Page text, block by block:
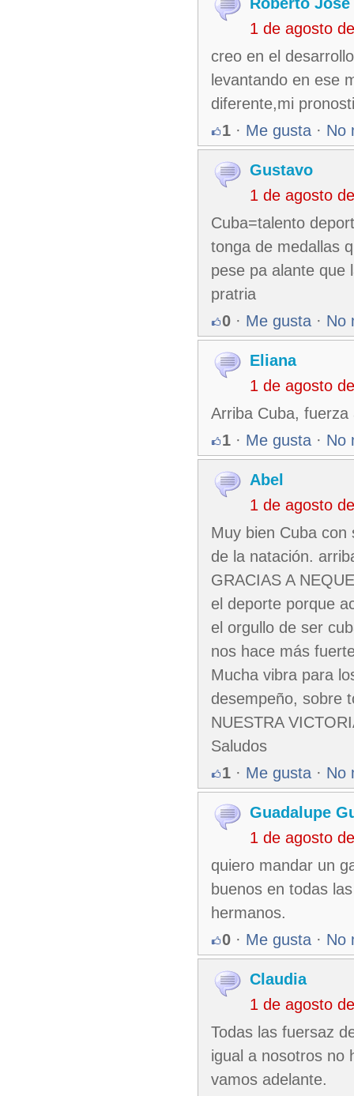
1 de agosto
creo en el
levantando en ese
diferente,mi
1 · Me gusta · No
Gustavo
1 de agosto
Cuba=talento
tonga de medallas
pese pa alante que
pratria
0 · Me gusta · No
Eliana
1 de agosto
Arriba Cuba,
1 · Me gusta · No
Abel
1 de agosto
Muy bien Cuba con
de la natación.
GRACIAS A
el deporte porque
el orgullo de ser
nos hace más
Mucha vibra para
desempeño, sobre
NUESTRA
Saludos
1 · Me gusta · No
Guadalupe
1 de agosto
quiero mandar un
buenos en todas
hermanos.
0 · Me gusta · No
Claudia
1 de agosto
Todas las fuersaz
igual a nosotros no
vamos adelante.